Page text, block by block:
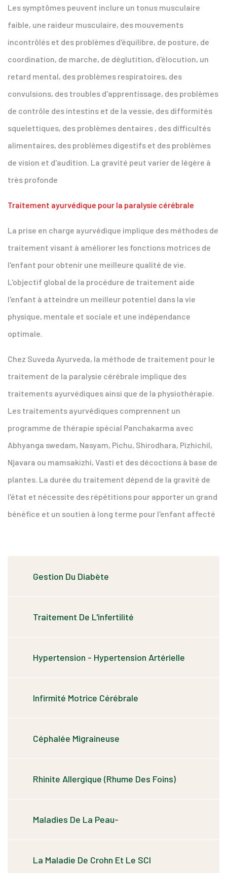
Les symptômes peuvent inclure un tonus musculaire
faible, une raideur musculaire, des mouvements
incontrôlés et des problèmes d'équilibre, de posture, de
coordination, de marche, de déglutition, d'élocution, un
retard mental, des problèmes respiratoires, des
convulsions, des troubles d'apprentissage, des problèmes
de contrôle des intestins et de la vessie, des difformités
squelettiques, des problèmes dentaires , des difficultés
alimentaires, des problèmes digestifs et des problèmes
de vision et d'audition. La gravité peut varier de légère à
très profonde
Traitement ayurvédique pour la paralysie cérébrale
La prise en charge ayurvédique implique des méthodes de
traitement visant à améliorer les fonctions motrices de
l'enfant pour obtenir une meilleure qualité de vie.
L'objectif global de la procédure de traitement aide
l'enfant à atteindre un meilleur potentiel dans la vie
physique, mentale et sociale et une indépendance
optimale.
Chez Suveda Ayurveda, la méthode de traitement pour le
traitement de la paralysie cérébrale implique des
traitements ayurvédiques ainsi que de la physiothérapie.
Les traitements ayurvédiques comprennent un
programme de thérapie spécial Panchakarma avec
Abhyanga swedam, Nasyam, Pichu, Shirodhara, Pizhichil,
Njavara ou mamsakizhi, Vasti et des décoctions à base de
plantes. La durée du traitement dépend de la gravité de
l'état et nécessite des répétitions pour apporter un grand
bénéfice et un soutien à long terme pour l'enfant affecté
Gestion Du Diabète
Traitement De L'infertilité
Hypertension - Hypertension Artérielle
Infirmité Motrice Cérébrale
Céphalée Migraineuse
Rhinite Allergique (rhume Des Foins)
Maladies De La Peau-
La Maladie De Crohn Et Le SCI